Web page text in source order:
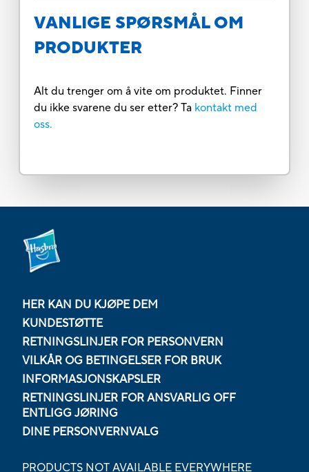
VANLIGE SPØRSMÅL OM
PRODUKTER
Alt du trenger om å vite om produktet. Finner
du ikke svarene du ser etter? Ta kontakt med
oss.
HER KAN DU KJØPE DEM
KUNDESTØTTE
RETNINGSLINJER FOR PERSONVERN
VILKÅR OG BETINGELSER FOR BRUK
INFORMASJONSKAPSLER
RETNINGSLINJER FOR ANSVARLIG OFF
ENTLIGG JØRING
DINE PERSONVERNVALG
PRODUCTS NOT AVAILABLE EVERYWHERE